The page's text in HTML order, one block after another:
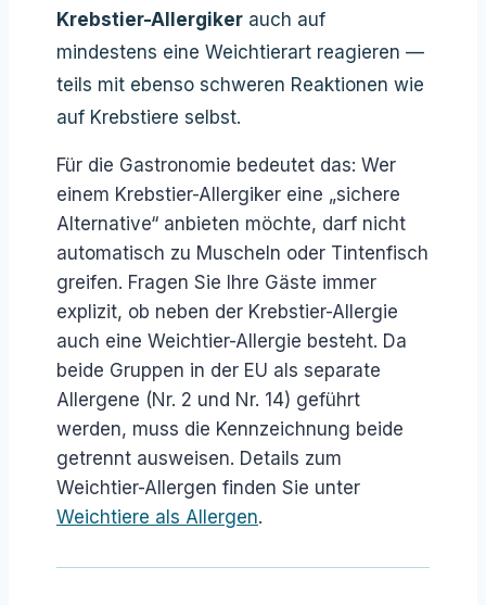
Krebstier-Allergiker auch auf
mindestens eine Weichtierart reagieren —
teils mit ebenso schweren Reaktionen wie
auf Krebstiere selbst.
Für die Gastronomie bedeutet das: Wer
einem Krebstier-Allergiker eine „sichere
Alternative“ anbieten möchte, darf nicht
automatisch zu Muscheln oder Tintenfisch
greifen. Fragen Sie Ihre Gäste immer
explizit, ob neben der Krebstier-Allergie
auch eine Weichtier-Allergie besteht. Da
beide Gruppen in der EU als separate
Allergene (Nr. 2 und Nr. 14) geführt
werden, muss die Kennzeichnung beide
getrennt ausweisen. Details zum
Weichtier-Allergen finden Sie unter
Weichtiere als Allergen.